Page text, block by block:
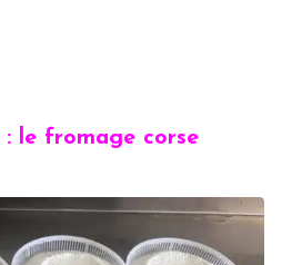
: le fromage corse